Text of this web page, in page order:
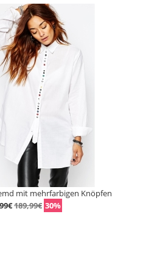
mit mehrfarbigen Knöpfen
189,99€ 30%